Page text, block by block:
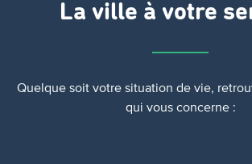
La ville à votre
Quelque soit votre situation de vie,
qui vous concerne :